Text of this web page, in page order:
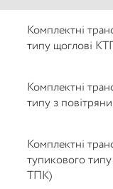
Комплектні
типу щоглові
Комплектні
типу з
Комплектні
тупикового
ТПК)